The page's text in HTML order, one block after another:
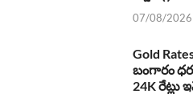
07/08/2026
Gold
బంగారం
24K రేట్లు